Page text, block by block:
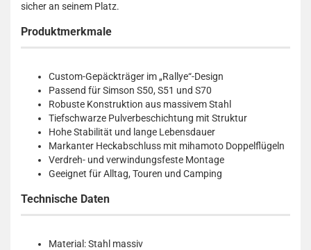
sicher an seinem Platz.
Produktmerkmale
Custom-Gepäckträger im „Rallye“-Design
Passend für Simson S50, S51 und S70
Robuste Konstruktion aus massivem Stahl
Tiefschwarze Pulverbeschichtung mit Struktur
Hohe Stabilität und lange Lebensdauer
Markanter Heckabschluss mit mihamoto Doppelflügeln
Verdreh- und verwindungsfeste Montage
Geeignet für Alltag, Touren und Camping
Technische Daten
Material: Stahl massiv